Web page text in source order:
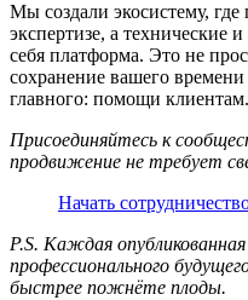
Мы создали экосистему,
экспертизе, а технические
себя платформа. Это не
сохранение вашего
главного: помощи клиентам.
Присоединяйтесь к
продвижение не требует
Начать
P.S. Каждая
профессионального
быстрее пожнёте плоды.